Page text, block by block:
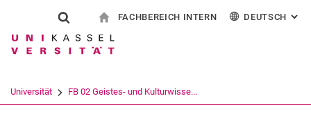
Springe direkt zu: Inhalt
Springe direkt zu: Suche
Springe direkt zu:
Suchformular
Suchbegriff
FACHBEREICH INTERN DEUTSCH :
Universität FB 02 Geistes- und Kulturwisse...